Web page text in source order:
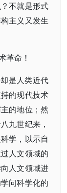
不就是形式
主义又发生
革命！
是人类近代
的现代技术
的地位；然
九世纪来，
学，以示自
人文领域的
人文领域进
问科学化的